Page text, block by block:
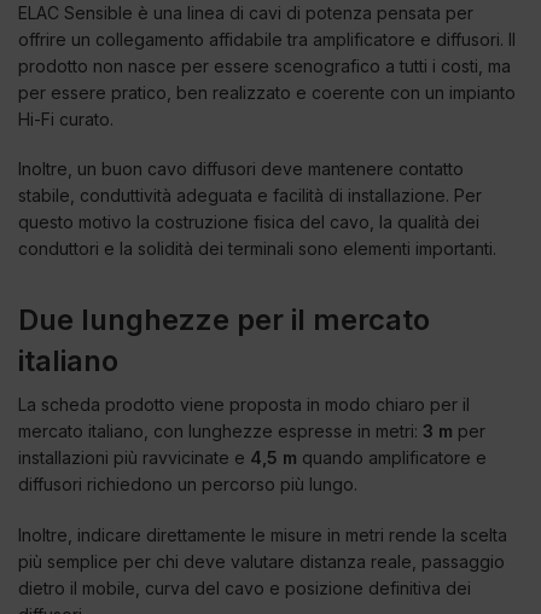
ELAC Sensible è una linea di cavi di potenza pensata per
offrire un collegamento affidabile tra amplificatore e diffusori. Il
prodotto non nasce per essere scenografico a tutti i costi, ma
per essere pratico, ben realizzato e coerente con un impianto
Hi-Fi curato.
Inoltre, un buon cavo diffusori deve mantenere contatto
stabile, conduttività adeguata e facilità di installazione. Per
questo motivo la costruzione fisica del cavo, la qualità dei
conduttori e la solidità dei terminali sono elementi importanti.
Due lunghezze per il mercato
italiano
La scheda prodotto viene proposta in modo chiaro per il
mercato italiano, con lunghezze espresse in metri: 3 m per
installazioni più ravvicinate e 4,5 m quando amplificatore e
diffusori richiedono un percorso più lungo.
Inoltre, indicare direttamente le misure in metri rende la scelta
più semplice per chi deve valutare distanza reale, passaggio
dietro il mobile, curva del cavo e posizione definitiva dei